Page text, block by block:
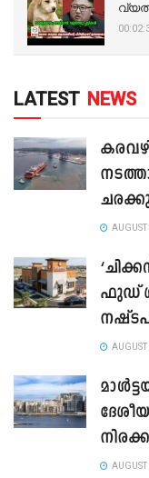
LATEST NEWS
ഫുഡ്